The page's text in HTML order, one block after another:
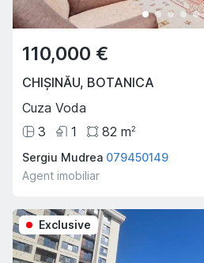
110,000 €
CHIȘINĂU, BOTANICA
Cuza Voda
3
1 82 m2
Sergiu Mudrea 079450149
Agent imobiliar
Exclusive